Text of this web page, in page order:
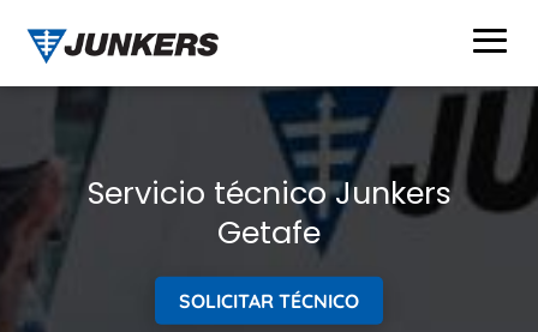
Servicio técnico Junkers
Getafe
SOLICITAR TÉCNICO